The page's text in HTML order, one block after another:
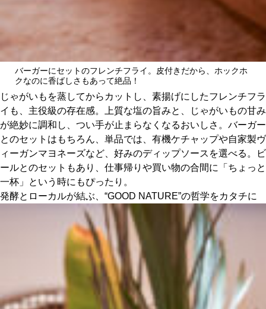
バーガーにセットのフレンチフライ。皮付きだから、ホックホ
クなのに香ばしさもあって絶品！
じゃがいもを蒸してからカットし、素揚げにしたフレンチフラ
イも、主役級の存在感。上質な塩の旨みと、じゃがいもの甘み
が絶妙に調和し、つい手が止まらなくなるおいしさ。バーガー
とのセットはもちろん、単品では、有機ケチャップや自家製ヴ
ィーガンマヨネーズなど、好みのディップソースを選べる。ビ
ールとのセットもあり、仕事帰りや買い物の合間に「ちょっと
一杯」という時にもぴったり。
発酵とローカルが結ぶ、“GOOD NATURE”の哲学をカタチに